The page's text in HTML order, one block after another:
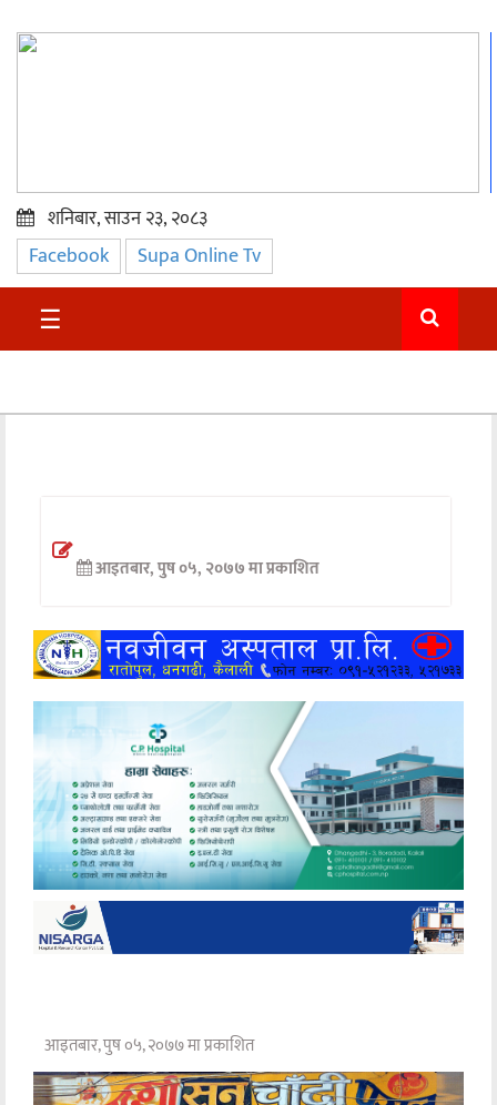
प्रमुख
समाचार
सुदुर
अन्तर्वार्ता
खेलकुद
मनोरञ्जन
अन्य
शनिबार, साउन २३, २०८३
Facebook Supa Online Tv
☰
आइतबार, पुष ०५, २०७७ मा प्रकाशित
आइतबार, पुष ०५, २०७७ मा प्रकाशित